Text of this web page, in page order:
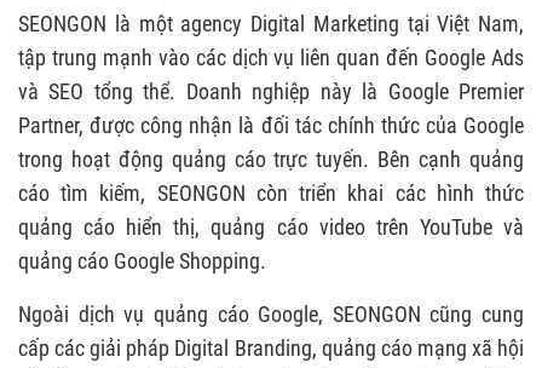
SEONGON là một agency Digital Marketing tại Việt Nam,
tập trung mạnh vào các dịch vụ liên quan đến Google Ads
và SEO tổng thể. Doanh nghiệp này là Google Premier
Partner, được công nhận là đối tác chính thức của Google
trong hoạt động quảng cáo trực tuyến. Bên cạnh quảng
cáo tìm kiếm, SEONGON còn triển khai các hình thức
quảng cáo hiển thị, quảng cáo video trên YouTube và
quảng cáo Google Shopping.
Ngoài dịch vụ quảng cáo Google, SEONGON cũng cung
cấp các giải pháp Digital Branding, quảng cáo mạng xã hội